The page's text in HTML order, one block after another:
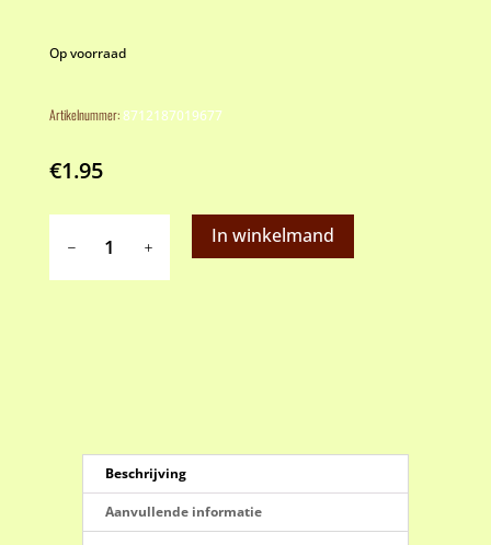
Op voorraad
Artikelnummer:8712187019677
€1.95
engel
In winkelmand
Beschrijving
Aanvullende informatie